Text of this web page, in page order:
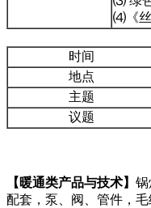
⑷《丝
时间
地点
主题
议题
【 暖通类产品与技术】 锅
配套，泵、阀、管件，